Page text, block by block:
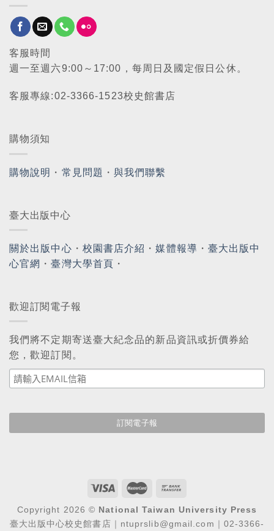
客服時間
週一至週六9:00～17:00，每周日及國定假日公休。
客服專線:02-3366-1523校史館書店
購物須知
購物說明 ・ 常見問題 ・與我們聯繫
臺大出版中心
關於出版中心 ・ 校園書店介紹 ・媒體報導 ・ 臺大出版中
心官網 ・臺灣大學首頁 ・
歡迎訂閱電子報
我們將不定期寄送臺大紀念品的新品資訊或折價券給
您，歡迎訂閱。
Copyright 2026 © National Taiwan University Press
臺大出版中心校史館書店｜ntuprslib@gmail.com｜02-3366-